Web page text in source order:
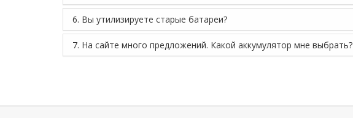
6. Вы утилизируете старые батареи?
7. На сайте много предложений. Какой аккумулятор мне выбрать?